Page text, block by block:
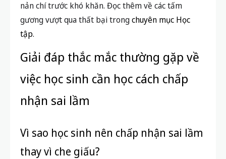
nản chí trước khó khăn. Đọc thêm về các tấm
gương vượt qua thất bại trongchuyên mục Học
tập.
Giải đáp thắc mắc thường gặp về
việc học sinh cần học cách chấp
nhận sai lầm
Vì sao học sinh nên chấp nhận sai lầm
thay vì che giấu?